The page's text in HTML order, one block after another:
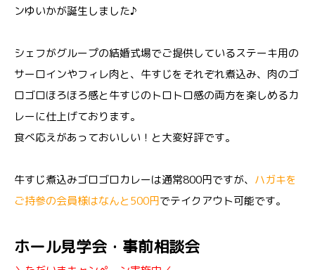
ンゆいかが誕生しました♪
シェフがグループの結婚式場でご提供しているステーキ用の
サーロインやフィレ肉と、牛すじをそれぞれ煮込み、肉のゴ
ロゴロほろほろ感と牛すじのトロトロ感の両方を楽しめるカ
レーに仕上げております。
食べ応えがあっておいしい！と大変好評です。
牛すじ煮込みゴロゴロカレーは通常800円ですが、 ハガキを
ご持参の会員様はなんと500円でテイクアウト可能です。
ホール見学会・事前相談会